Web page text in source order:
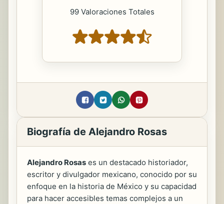
99 Valoraciones Totales
Biografía de Alejandro Rosas
Alejandro Rosas es un destacado historiador,
escritor y divulgador mexicano, conocido por su
enfoque en la historia de México y su capacidad
para hacer accesibles temas complejos a un